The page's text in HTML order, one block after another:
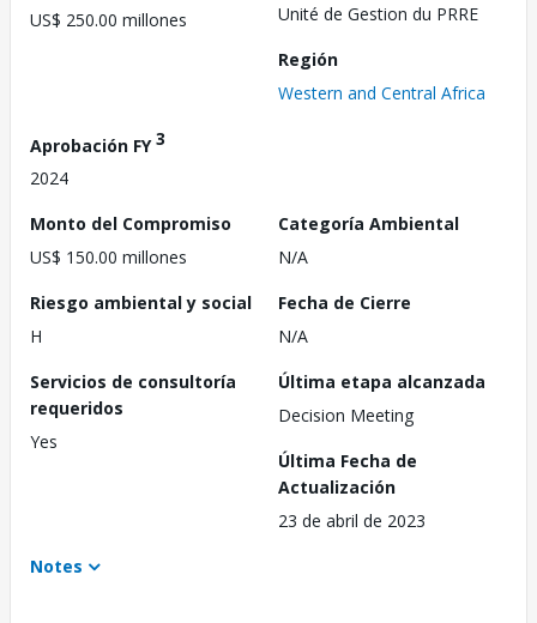
US$ 250.00 millones
Unité de Gestion du PRRE
Región
Western and Central Africa
Aprobación FY3
2024
Monto del Compromiso
US$ 150.00 millones
Categoría Ambiental
N/A
Riesgo ambiental y social
H
Fecha de Cierre
N/A
Servicios de consultoría
requeridos
Yes
Última etapa alcanzada
Decision Meeting
Última Fecha de
Actualización
23 de abril de 2023
Notes